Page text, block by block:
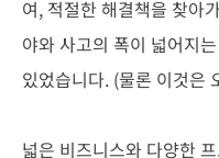
여, 적절한 해결책을 찾아
야와 사고의 폭이 넓어지
있었습니다. (물론 이것은
넓은 비즈니스와 다양한